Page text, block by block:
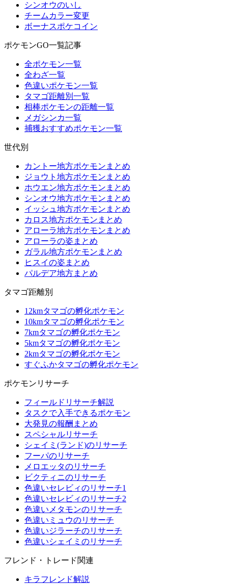
シンオウのいし
チームカラー変更
ボーナスポケコイン
ポケモンGO一覧記事
全ポケモン一覧
全わざ一覧
色違いポケモン一覧
タマゴ距離別一覧
相棒ポケモンの距離一覧
メガシンカ一覧
捕獲おすすめポケモン一覧
世代別
カントー地方ポケモンまとめ
ジョウト地方ポケモンまとめ
ホウエン地方ポケモンまとめ
シンオウ地方ポケモンまとめ
イッシュ地方ポケモンまとめ
カロス地方ポケモンまとめ
アローラ地方ポケモンまとめ
アローラの姿まとめ
ガラル地方ポケモンまとめ
ヒスイの姿まとめ
パルデア地方まとめ
タマゴ距離別
12kmタマゴの孵化ポケモン
10kmタマゴの孵化ポケモン
7kmタマゴの孵化ポケモン
5kmタマゴの孵化ポケモン
2kmタマゴの孵化ポケモン
すぐふかタマゴの孵化ポケモン
ポケモンリサーチ
フィールドリサーチ解説
タスクで入手できるポケモン
大発見の報酬まとめ
スペシャルリサーチ
シェイミ(ランド)のリサーチ
フーパのリサーチ
メロエッタのリサーチ
ビクティニのリサーチ
色違いセレビィのリサーチ1
色違いセレビィのリサーチ2
色違いメタモンのリサーチ
色違いミュウのリサーチ
色違いジラーチのリサーチ
色違いシェイミのリサーチ
フレンド・トレード関連
キラフレンド解説